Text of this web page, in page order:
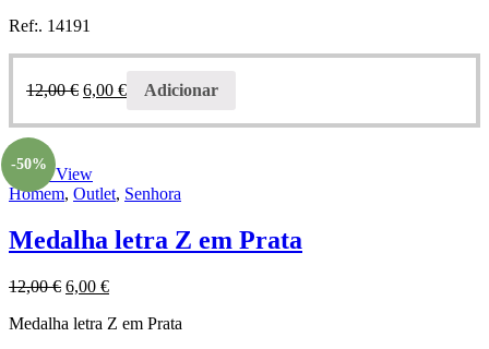
Ref:. 14191
12,00€ 6,00 € Adicionar
-50%
Quick View
Homem, Outlet, Senhora
Medalha letra Z em Prata
12,00€ 6,00 €
Medalha letra Z em Prata